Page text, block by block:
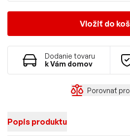
Vložiť do
Dodanie tovaru
k Vám domov
Porovnať
Popis produktu